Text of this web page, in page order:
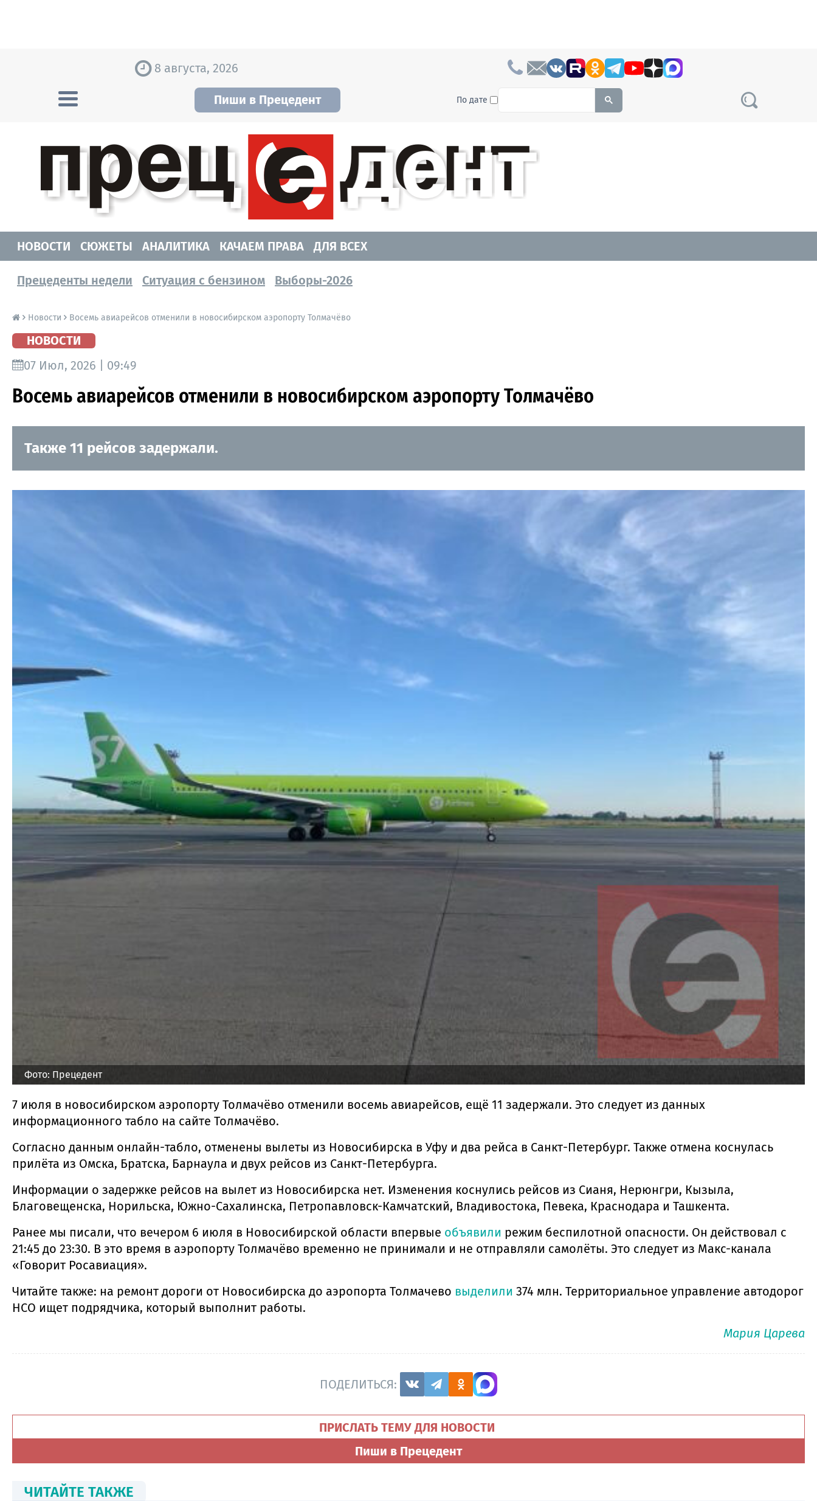
8 августа, 2026
Пиши в Прецедент По дате To search this site, enter a search term
НОВОСТИ
СЮЖЕТЫ АНАЛИТИКА КАЧАЕМ ПРАВА ДЛЯ ВСЕХ
Прецеденты недели Ситуация с бензином Выборы-2026
Новости Восемь авиарейсов отменили в новосибирском аэропорту Толмачёво
НОВОСТИ
07 Июл, 2026 | 09:49
Восемь авиарейсов отменили в новосибирском аэропорту Толмачёво
Также 11 рейсов задержали.
Фото: Прецедент
7 июля в новосибирском аэропорту Толмачёво отменили восемь авиарейсов, ещё 11 задержали. Это следует из данных
информационного табло на сайте Толмачёво.
Согласно данным онлайн-табло, отменены вылеты из Новосибирска в Уфу и два рейса в Санкт-Петербург. Также отмена коснулась
прилёта из Омска, Братска, Барнаула и двух рейсов из Санкт-Петербурга.
Информации о задержке рейсов на вылет из Новосибирска нет. Изменения коснулись рейсов из Сианя, Нерюнгри, Кызыла,
Благовещенска, Норильска, Южно-Сахалинска, Петропавловск-Камчатский, Владивостока, Певека, Краснодара и Ташкента.
Ранее мы писали, что вечером 6 июля в Новосибирской области впервые объявили режим беспилотной опасности. Он действовал с
21:45 до 23:30. В это время в аэропорту Толмачёво временно не принимали и не отправляли самолёты. Это следует из Макс-канала
«Говорит Росавиация».
Читайте также: на ремонт дороги от Новосибирска до аэропорта Толмачево выделили 374 млн. Территориальное управление автодорог
НСО ищет подрядчика, который выполнит работы.
Мария Царева
ПОДЕЛИТЬСЯ:
ПРИСЛАТЬ ТЕМУ ДЛЯ НОВОСТИ
Пиши в Прецедент
ЧИТАЙТЕ ТАКЖЕ